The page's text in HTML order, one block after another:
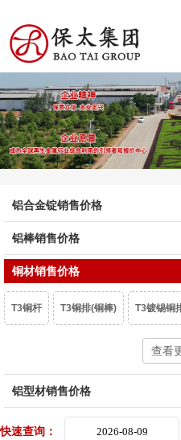
铝合金锭销售价格
铝棒销售价格
铜材销售价格
T3铜杆 T3铜排(铜棒) T3镀锡铜
T1铜排
二级阳极磷铜球
镀锡母线排（宽≤130mm） 镀锡
查看
铝型材销售价格
快速查询：